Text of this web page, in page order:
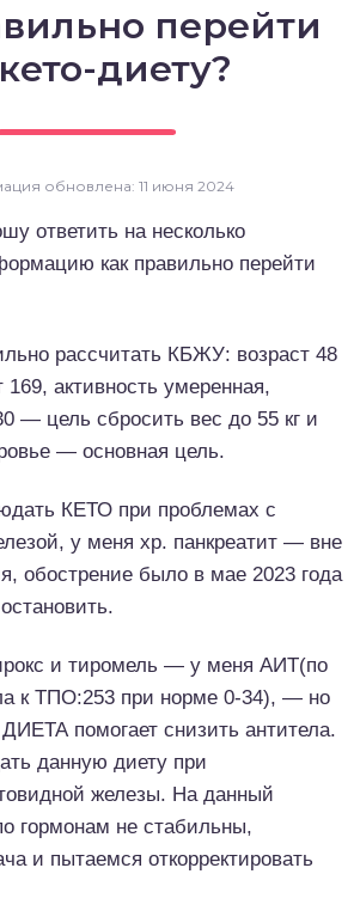
перейти
диету?
обновлена: 11 июня 2024
ответить на несколько
как правильно перейти
рассчитать КБЖУ: возраст 48
169, активность умеренная,
— цель сбросить вес до 55 кг и
— основная цель.
КЕТО при проблемах с
у меня хр. панкреатит — вне
обострение было в мае 2023 года
и тиромель — у меня АИТ(по
к ТПО:253 при норме 0-34), — но
помогает снизить антитела.
данную диету при
железы. На данный
гормонам не стабильны,
и пытаемся откорректировать